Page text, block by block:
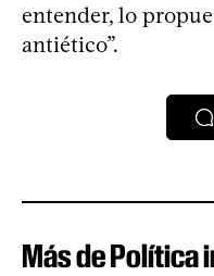
entender, lo
antiético”.
Más de Política